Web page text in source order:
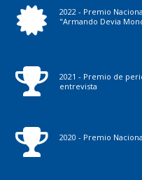
2022 - Premio
"Armando Devia
2021 - Premio de
entrevista
2020 - Premio